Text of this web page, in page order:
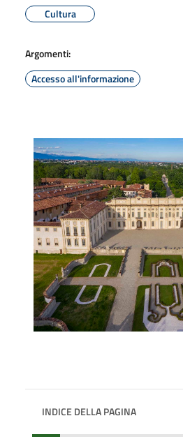
Cultura
Argomenti:
Accesso all'informazione
INDICE DELLA PAGINA